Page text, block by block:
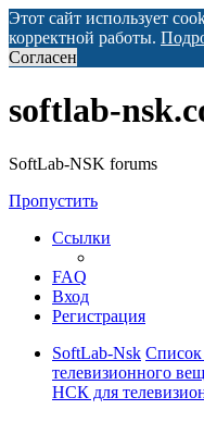
Этот сайт использует
корректной работы.
Согласен
softlab-
SoftLab-NSK forums
Пропустить
Ссылки
FAQ
Вход
Регистрация
SoftLab-Nsk
телевизионного
НСК для